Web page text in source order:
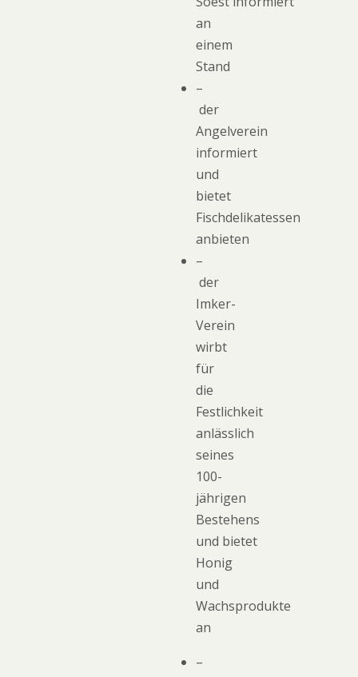
an
einem
Stand
–
der
Angelverein
informiert
und
bietet
Fischdelikatessen
anbieten
–
der
Imker-
Verein
wirbt
für
die
Festlichkeit
anlässlich
seines
100-
jährigen
Bestehens
und bietet
Honig
und
Wachsprodukte
an
–